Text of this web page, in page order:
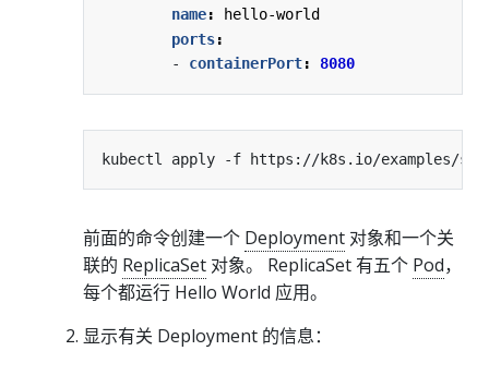
name:
hello-world
ports:
- containerPort: 8080
前面的命令创建一个 Deployment 对象和一个关
联的 ReplicaSet 对象。 ReplicaSet 有五个 Pod，
每个都运行 Hello World 应用。
显示有关 Deployment 的信息：